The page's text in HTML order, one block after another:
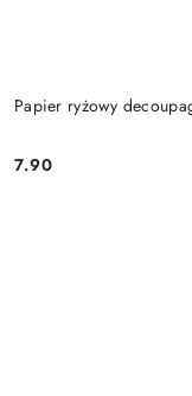
Papier ryżowy
Cena:
7.90